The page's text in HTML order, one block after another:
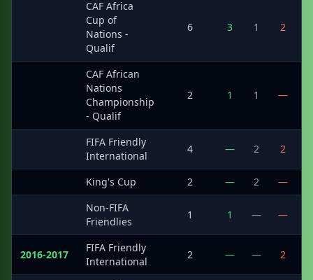
CAF Africa
Cup of
Nations -
Qualif
6 3 1 2
CAF African
Nations
Championship
- Qualif
2 1 1 —
FIFA Friendly
International
4 — 2 2
King's Cup 2 — 2 —
Non-FIFA
Friendlies
1 1 — —
2016-2017
FIFA Friendly
International
2 — — 2